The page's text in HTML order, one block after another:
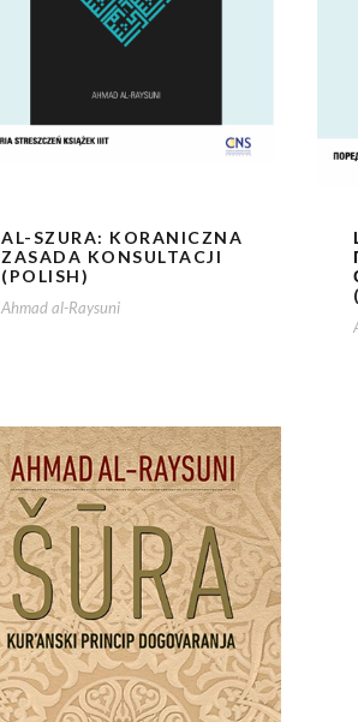
AL-SZURA: KORANICZNA
ZASADA KONSULTACJI
(POLISH)
Ahmad al-Raysuni